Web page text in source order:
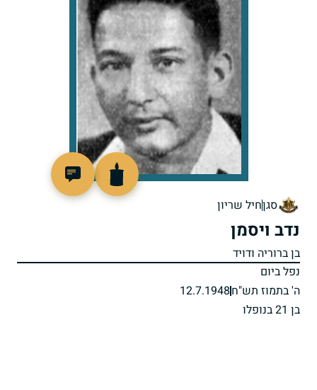
סגןחיל שריון
נדב ויסמן
בן ברוריה ודויד
נפל ביום
ה' בתמוז תש"ח12.7.1948
בן 21 בנופלו